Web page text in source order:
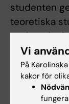
studenten
teoretiska
Integration
färdigheter,
Vi
På
kakor för